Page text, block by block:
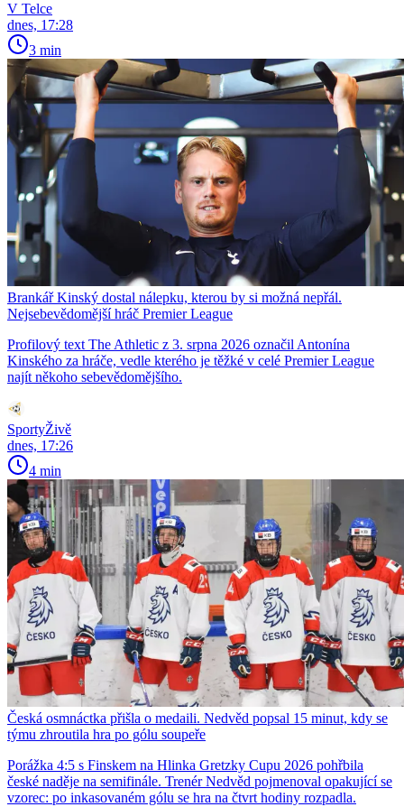
V Telce
dnes, 17:28
3 min
Brankář Kinský dostal nálepku, kterou by si možná nepřál.
Nejsebevědomější hráč Premier League
Profilový text The Athletic z 3. srpna 2026 označil Antonína
Kinského za hráče, vedle kterého je těžké v celé Premier League
najít někoho sebevědomějšího.
SportyŽivě
dnes, 17:26
4 min
Česká osmnáctka přišla o medaili. Nedvěd popsal 15 minut, kdy se
týmu zhroutila hra po gólu soupeře
Porážka 4:5 s Finskem na Hlinka Gretzky Cupu 2026 pohřbila
české naděje na semifinále. Trenér Nedvěd pojmenoval opakující se
vzorec: po inkasovaném gólu se hra na čtvrt hodiny rozpadla.